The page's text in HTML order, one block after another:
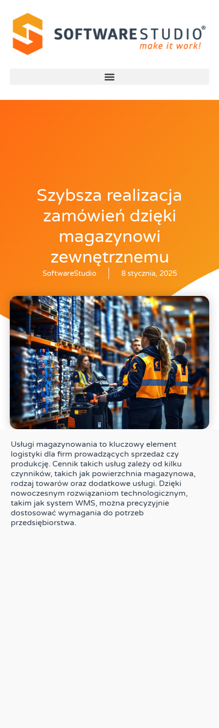
Szybsza realizacja
zamówień dzięki
magazynowi
zewnętrznemu
SoftwareStudio 8 stycznia, 2025
Usługi magazynowania to kluczowy element
logistyki dla firm prowadzących sprzedaż czy
produkcję. Cennik takich usług zależy od kilku
czynników, takich jak powierzchnia magazynowa,
rodzaj towarów oraz dodatkowe usługi. Dzięki
nowoczesnym rozwiązaniom technologicznym,
takim jak system WMS, można precyzyjnie
dostosować wymagania do potrzeb
przedsiębiorstwa.